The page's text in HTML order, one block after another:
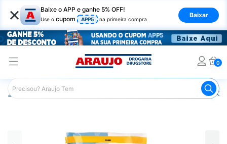
× Baixe o APP e ganhe 5% OFF!
Use o cupom APP5 na primeira compra
Baixar
0
Araujo Infantil Lenços Umedecidos